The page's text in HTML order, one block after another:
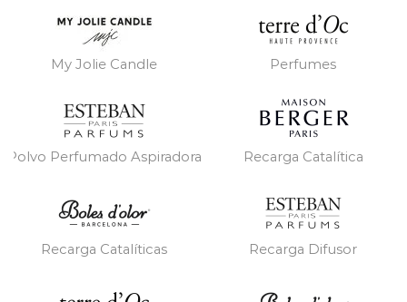
My Jolie Candle Perfumes
Polvo Perfumado Aspiradora Recarga Catalítica
Recarga Catalíticas Recarga Difusor